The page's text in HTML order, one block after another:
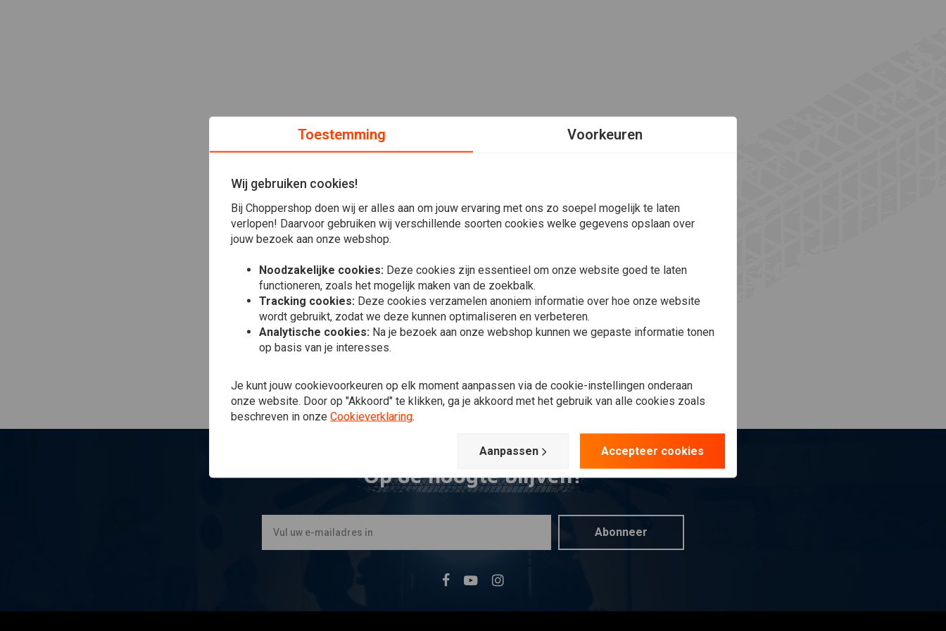
Op de hoogte blijven?
Abonneer
Toestemming Voorkeuren
Wij gebruiken cookies!
Bij Choppershop doen wij er alles aan om jouw ervaring met ons zo soepel mogelijk te laten
verlopen! Daarvoor gebruiken wij verschillende soorten cookies welke gegevens opslaan over
jouw bezoek aan onze webshop.
Noodzakelijke cookies: Deze cookies zijn essentieel om onze website goed te laten
functioneren, zoals het mogelijk maken van de zoekbalk.
Tracking cookies: Deze cookies verzamelen anoniem informatie over hoe onze website
wordt gebruikt, zodat we deze kunnen optimaliseren en verbeteren.
Analytische cookies: Na je bezoek aan onze webshop kunnen we gepaste informatie tonen
op basis van je interesses.
Je kunt jouw cookievoorkeuren op elk moment aanpassen via de cookie-instellingen onderaan
onze website. Door op "Akkoord" te klikken, ga je akkoord met het gebruik van alle cookies zoals
beschreven in onze Cookieverklaring.
Aanpassen Accepteer cookies